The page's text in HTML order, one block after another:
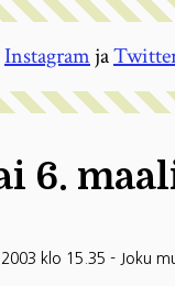
6.
klo 15.35 - Joku
Instagramja